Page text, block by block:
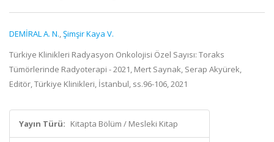
DEMİRAL A. N.,Şimşir Kaya V.
Türkiye Klinikleri Radyasyon Onkolojisi Özel Sayısı: Toraks
Tümörlerinde Radyoterapi - 2021, Mert Saynak, Serap Akyürek,
Editör, Türkiye Klinikleri, İstanbul, ss.96-106, 2021
Yayın Türü: Kitapta Bölüm / Mesleki Kitap